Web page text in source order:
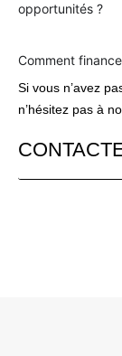
opportunités ?
Comment
Si vous n’avez
n’hésitez pas à